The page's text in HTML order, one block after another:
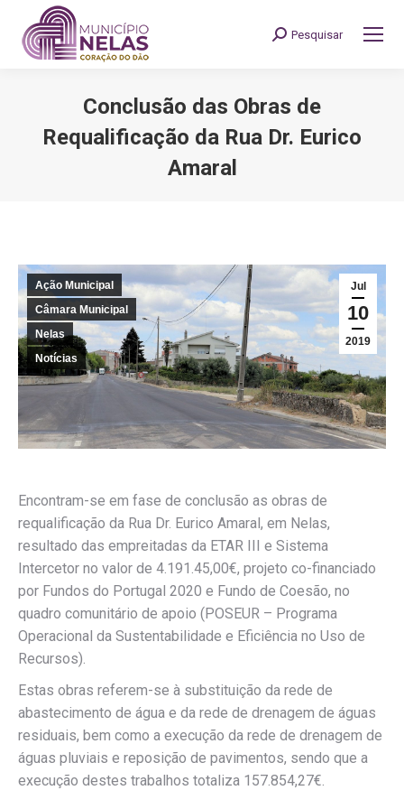
Search:
Pesquisar
Conclusão das Obras de
Requalificação da Rua Dr. Eurico
Amaral
Jul
10
2019
Ação Municipal
Câmara Municipal
Nelas
Notícias
Encontram-se em fase de conclusão as obras de
requalificação da Rua Dr. Eurico Amaral, em Nelas,
resultado das empreitadas da ETAR III e Sistema
Intercetor no valor de 4.191.45,00€, projeto co-financiado
por Fundos do Portugal 2020 e Fundo de Coesão, no
quadro comunitário de apoio (POSEUR – Programa
Operacional da Sustentabilidade e Eficiência no Uso de
Recursos).
Estas obras referem-se à substituição da rede de
abastecimento de água e da rede de drenagem de águas
residuais, bem como a execução da rede de drenagem de
águas pluviais e reposição de pavimentos, sendo que a
execução destes trabalhos totaliza 157.854,27€.